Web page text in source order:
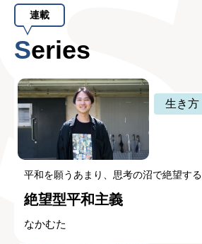
連載
Series
生き方
平和を願うあまり、思考の沼で絶望する
絶望型平和主義
なかむた